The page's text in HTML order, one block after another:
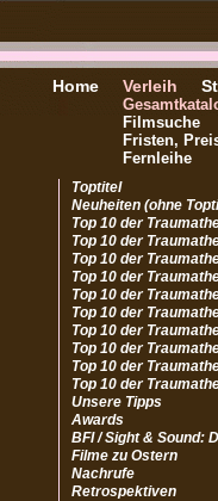
Home Verleih
Filmsuche
Fristen,
Fernleihe
Toptitel
Neuheiten (ohne
Top 10 der
Top 10 der
Top 10 der
Top 10 der
Top 10 der
Top 10 der
Top 10 der
Top 10 der
Top 10 der
Top 10 der
Unsere Tipps
Awards
BFI / Sight & Sound:
Filme zu Ostern
Nachrufe
Retrospektiven